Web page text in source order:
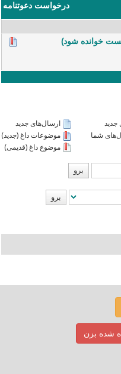
درخواست دعوتنامه
خوانده شود)
ارسال‌های جدید
موضوعات داغ (جدید)
موضوع داغ (قدیمی)
جدید
شما
شده بزن